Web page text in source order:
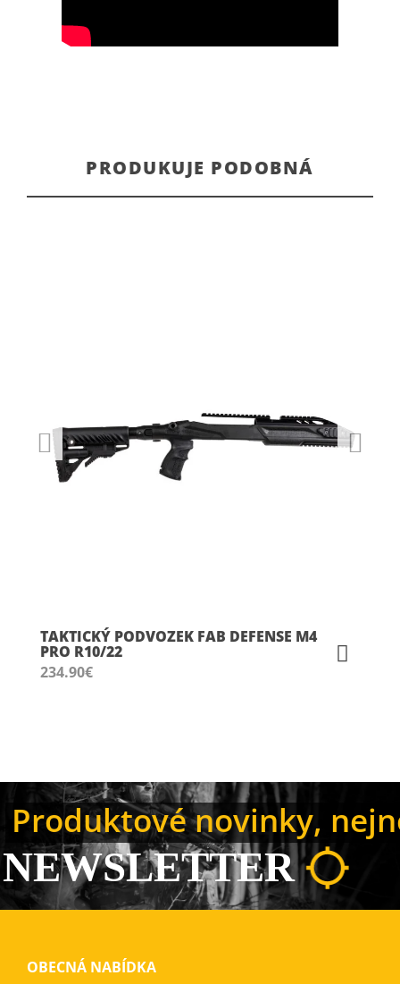
PRODUKUJE PODOBNÁ
TAKTICKÝ PODVOZEK FAB DEFENSE M4
PRO R10/22
234.90€
Produktové novinky,
NEWSLETTER
OBECNÁ NABÍDKA